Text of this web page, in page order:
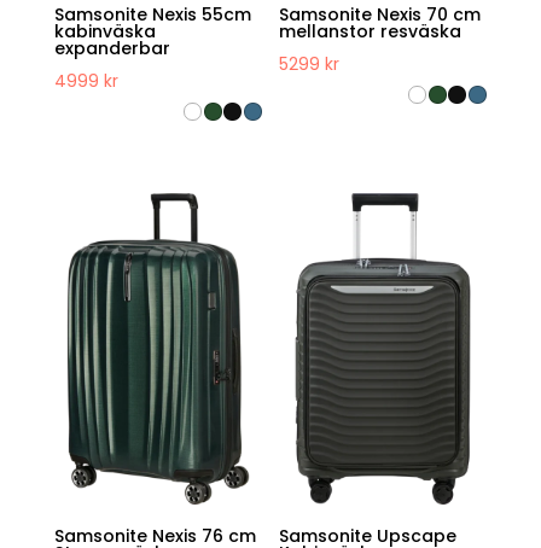
Samsonite Nexis 55cm
kabinväska
expanderbar
4999 kr
Samsonite Nexis 70 cm
mellanstor resväska
5299kr
Samsonite Nexis 76 cm Samsonite Upscape